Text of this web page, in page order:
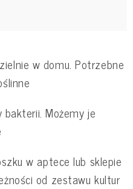
w domu. Potrzebne
bakterii. Możemy je
w aptece lub sklepie
od zestawu kultur